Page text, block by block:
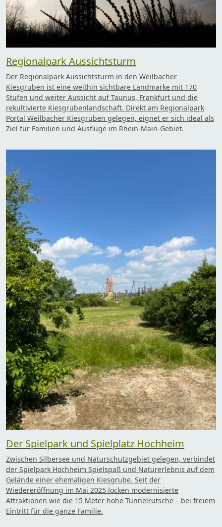
Regionalpark Aussichtsturm
Der Regionalpark Aussichtsturm in den Weilbacher
Kiesgruben ist eine weithin sichtbare Landmarke mit 170
Stufen und weiter Aussicht auf Taunus, Frankfurt und die
rekultivierte Kiesgrubenlandschaft. Direkt am Regionalpark
Portal Weilbacher Kiesgruben gelegen, eignet er sich ideal als
Ziel für Familien und Ausflüge im Rhein-Main-Gebiet.
Der Spielpark und Spielplatz Hochheim
Zwischen Silbersee und Naturschutzgebiet gelegen, verbindet
der Spielpark Hochheim Spielspaß und Naturerlebnis auf dem
Gelände einer ehemaligen Kiesgrube. Seit der
Wiedereröffnung im Mai 2025 locken modernisierte
Attraktionen wie die 15 Meter hohe Tunnelrutsche – bei freiem
Eintritt für die ganze Familie.